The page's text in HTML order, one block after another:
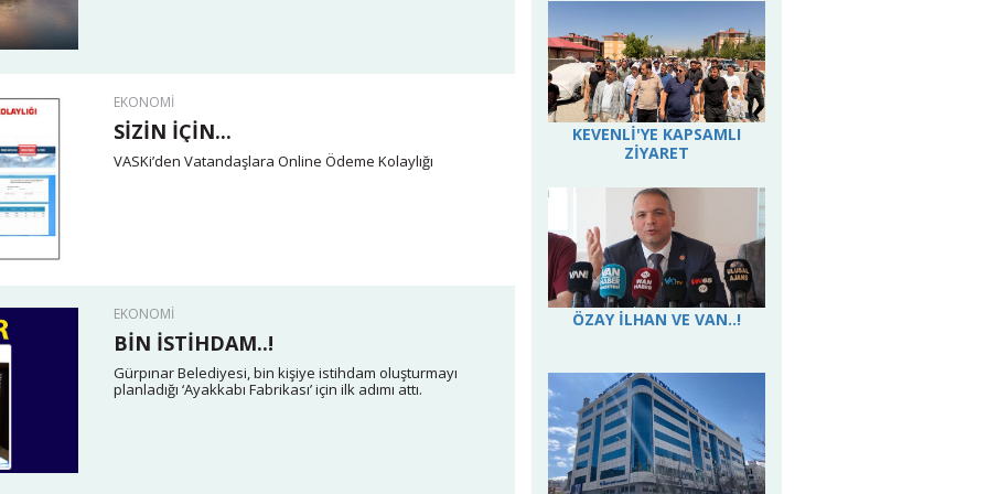
EKONOMİ
SİZİN İÇİN...
VASKi’den Vatandaşlara Online Ödeme Kolaylığı
EKONOMİ
BİN İSTİHDAM..!
Gürpınar Belediyesi, bin kişiye istihdam oluşturmayı
planladığı ‘Ayakkabı Fabrikası’ için ilk adımı attı.
KEVENLİ'YE KAPSAMLI
ZİYARET
ÖZAY İLHAN VE VAN..!